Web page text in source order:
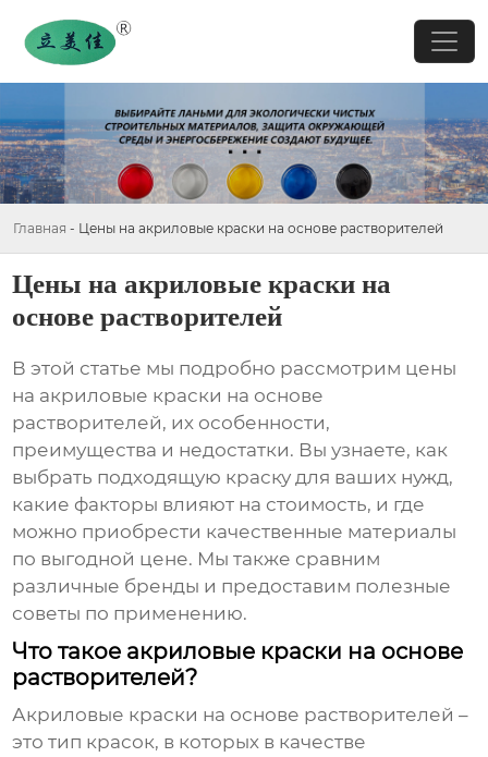
Главная - Цены на акриловые краски на основе растворителей
Цены на акриловые краски на
основе растворителей
В этой статье мы подробно рассмотрим цены
на акриловые краски на основе
растворителей, их особенности,
преимущества и недостатки. Вы узнаете, как
выбрать подходящую краску для ваших нужд,
какие факторы влияют на стоимость, и где
можно приобрести качественные материалы
по выгодной цене. Мы также сравним
различные бренды и предоставим полезные
советы по применению.
Что такое акриловые краски на основе
растворителей?
Акриловые краски на основе растворителей –
это тип красок, в которых в качестве